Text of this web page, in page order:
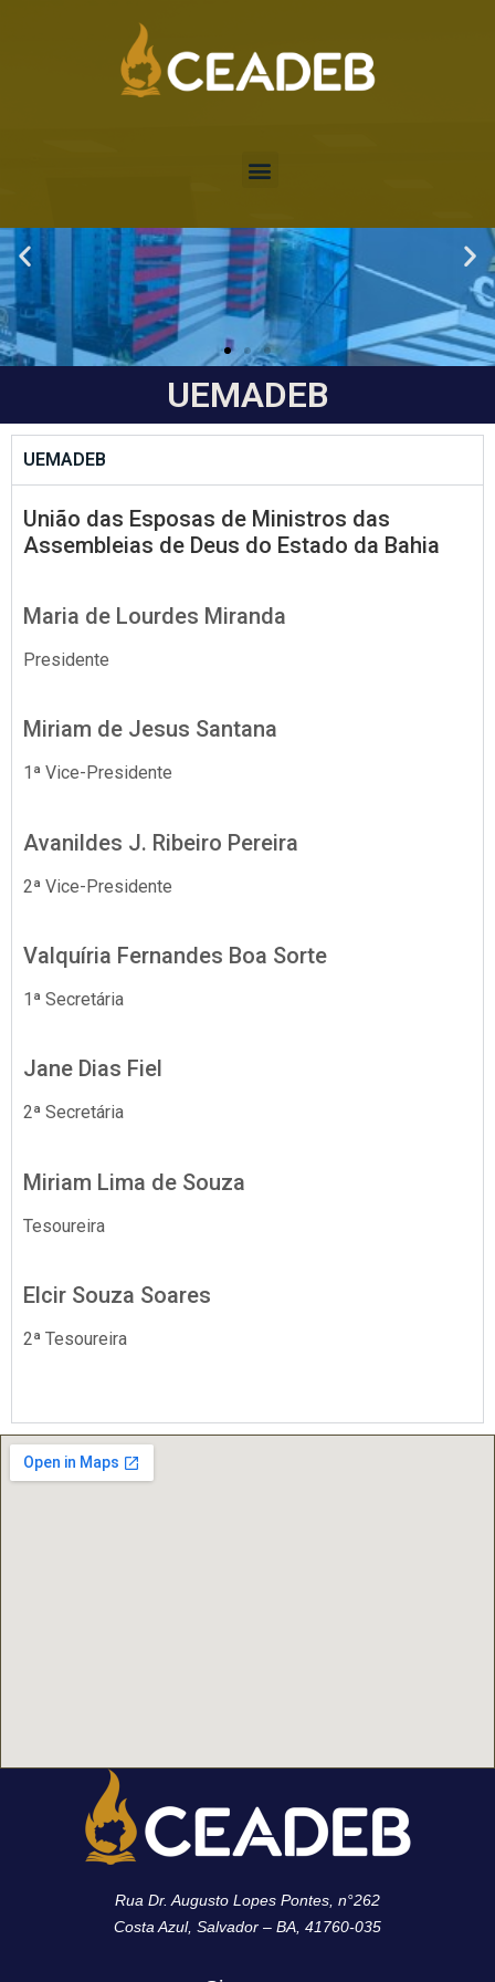
UEMADEB
UEMADEB
União das Esposas de Ministros das
Assembleias de Deus do Estado da Bahia
Maria de Lourdes Miranda
Presidente
Miriam de Jesus Santana
1ª Vice-Presidente
Avanildes J. Ribeiro Pereira
2ª Vice-Presidente
Valquíria Fernandes Boa Sorte
1ª Secretária
Jane Dias Fiel
2ª Secretária
Miriam Lima de Souza
Tesoureira
Elcir Souza Soares
2ª Tesoureira
Rua Dr. Augusto Lopes Pontes, n°262
Costa Azul, Salvador – BA, 41760-035